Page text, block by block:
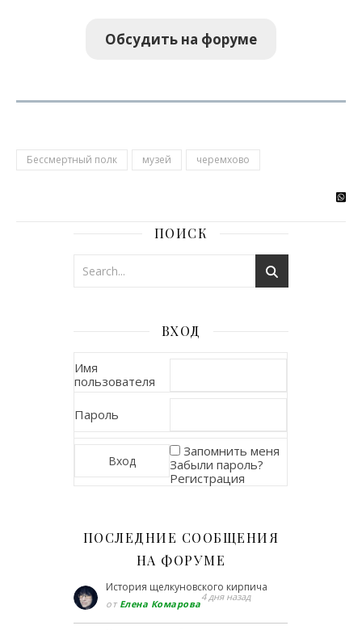
Обсудить на форуме
Бессмертный полк музей черемхово
ПОИСК
ВХОД
Имя
пользователя
Пароль
Запомнить меня
Забыли пароль?
Регистрация
ПОСЛЕДНИЕ СООБЩЕНИЯ
НА ФОРУМЕ
История щелкуновского кирпича
от Елена Комарова
4 дня назад